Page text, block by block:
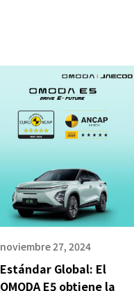
noviembre 27, 2024
Estándar Global: El
OMODA E5 obtiene la